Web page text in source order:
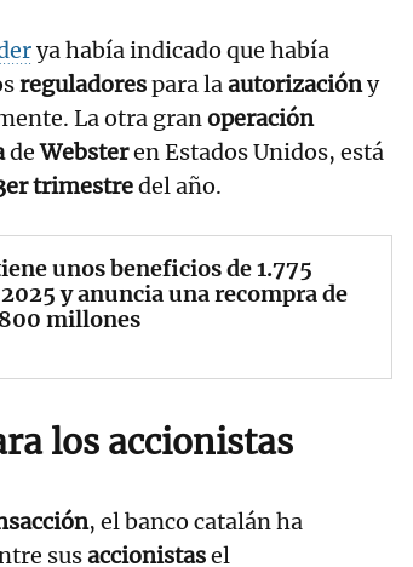
ya había indicado que había
reguladorespara laautorizacióny
La otra granoperación
deWebsteren Estados Unidos, está
trimestredel año.
unos beneficios de 1.775
y anuncia una recompra de
millones
los accionistas
, el banco catalán ha
susaccionistasel